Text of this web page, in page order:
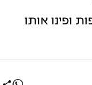
ופינו אותו